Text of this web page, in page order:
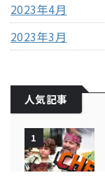
2023年4月
2023年3月
人気記事
1